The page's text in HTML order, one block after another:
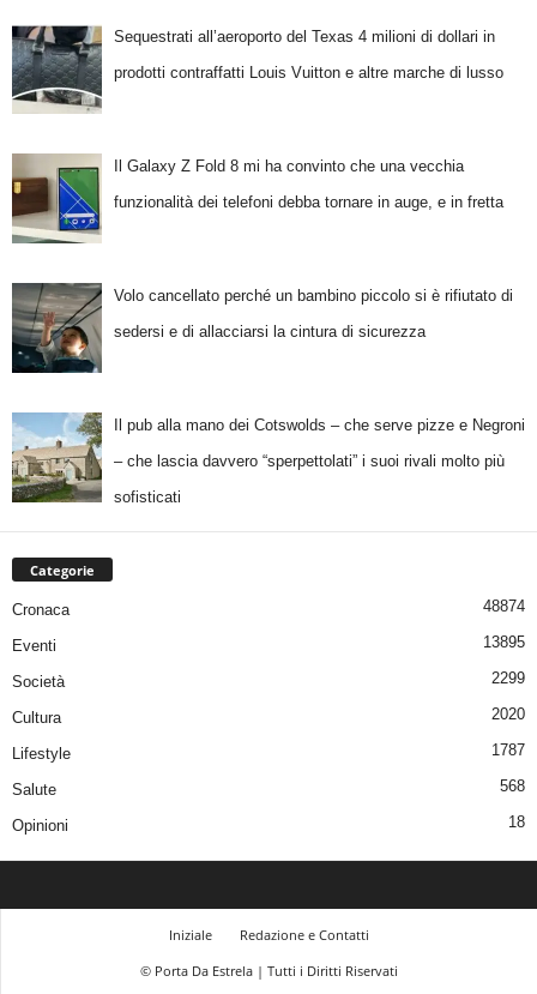
Sequestrati all’aeroporto del Texas 4 milioni di dollari in
prodotti contraffatti Louis Vuitton e altre marche di lusso
Il Galaxy Z Fold 8 mi ha convinto che una vecchia
funzionalità dei telefoni debba tornare in auge, e in fretta
Volo cancellato perché un bambino piccolo si è rifiutato di
sedersi e di allacciarsi la cintura di sicurezza
Il pub alla mano dei Cotswolds – che serve pizze e Negroni
– che lascia davvero “sperpettolati” i suoi rivali molto più
sofisticati
Categorie
Cronaca 48874
Eventi 13895
Società 2299
Cultura 2020
Lifestyle 1787
Salute 568
Opinioni 18
Iniziale
Redazione e Contatti
© Porta Da Estrela | Tutti i Diritti Riservati